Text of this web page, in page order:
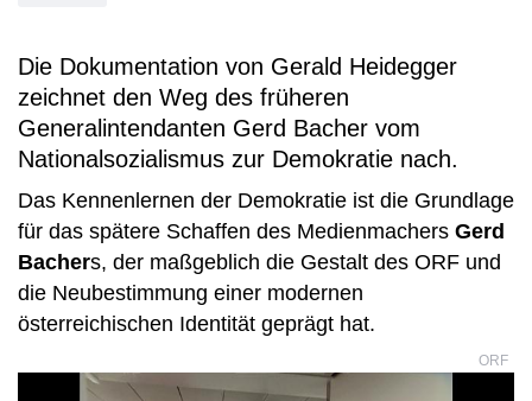
Die Dokumentation von Gerald Heidegger
zeichnet den Weg des früheren
Generalintendanten Gerd Bacher vom
Nationalsozialismus zur Demokratie nach.
Das Kennenlernen der Demokratie ist die Grundlage
für das spätere Schaffen des Medienmachers Gerd
Bachers, der maßgeblich die Gestalt des ORF und
die Neubestimmung einer modernen
österreichischen Identität geprägt hat.
ORF